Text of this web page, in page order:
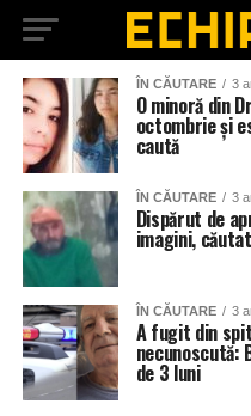
ÎN CĂUTARE 3
O minoră din
octombrie și
caută
ÎN CĂUTARE 3
Dispărut de
imagini,
ÎN CĂUTARE 3
A fugit din
necunoscută:
de 3 luni